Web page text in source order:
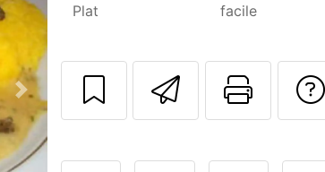
Suivant
Plat facile
Envoyer